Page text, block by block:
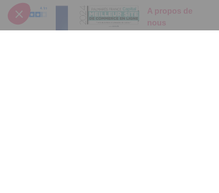
A propos de
nous